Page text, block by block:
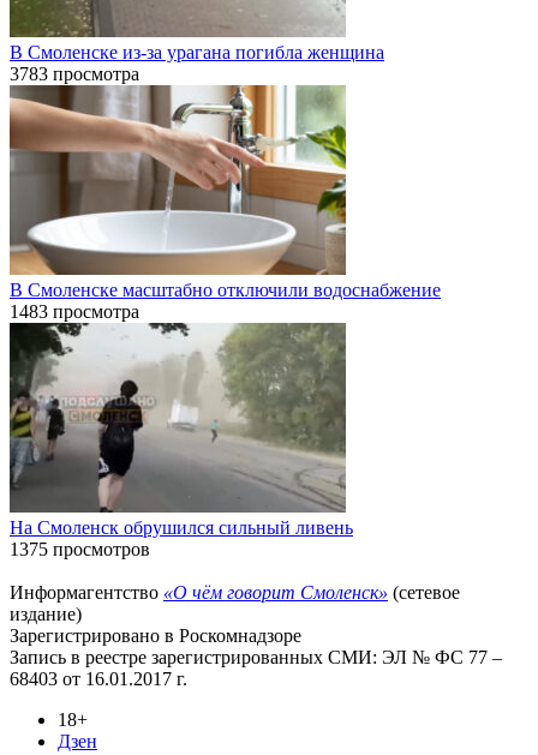
В Смоленске из-за урагана погибла женщина
3783 просмотра
В Смоленске масштабно отключили водоснабжение
1483 просмотра
На Смоленск обрушился сильный ливень
1375 просмотров
Информагентство «О чём говорит Смоленск» (сетевое
издание)
Зарегистрировано в Роскомнадзоре
Запись в реестре зарегистрированных СМИ: ЭЛ № ФС 77 –
68403 от 16.01.2017 г.
18+
Дзен